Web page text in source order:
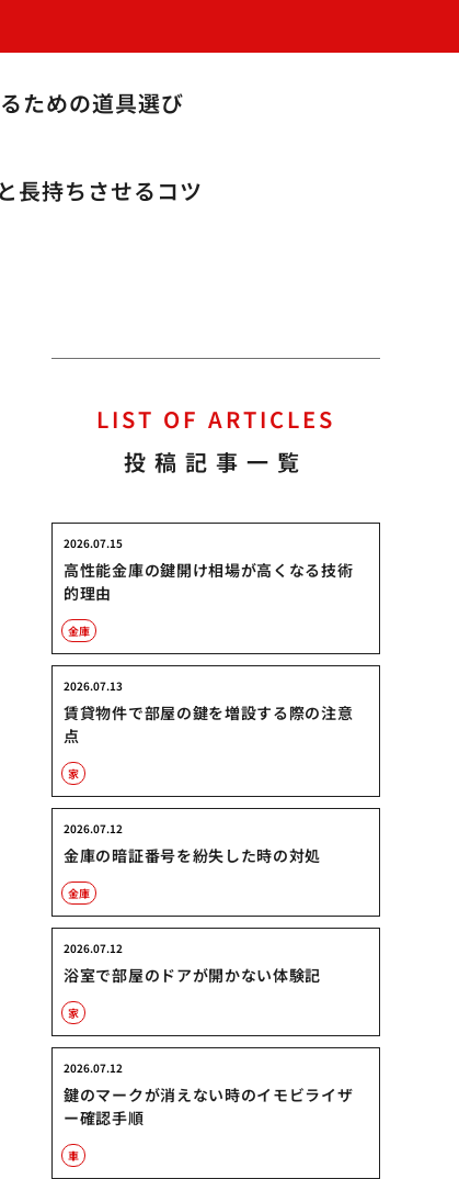
ための道具選び
長持ちさせるコツ
LIST OF ARTICLES
投稿記事一覧
高性能金庫の鍵開け相場が高くなる技術
的理由
2026.07.15
金庫
賃貸物件で部屋の鍵を増設する際の注意
点
2026.07.13
家
金庫の暗証番号を紛失した時の対処
2026.07.12
金庫
浴室で部屋のドアが開かない体験記
2026.07.12
家
鍵のマークが消えない時のイモビライザ
ー確認手順
2026.07.12
車